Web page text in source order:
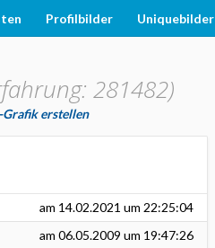
Profilbilder Uniquebilder
281482)
erstellen
am 14.02.2021 um 22:25:04
am 06.05.2009 um 19:47:26